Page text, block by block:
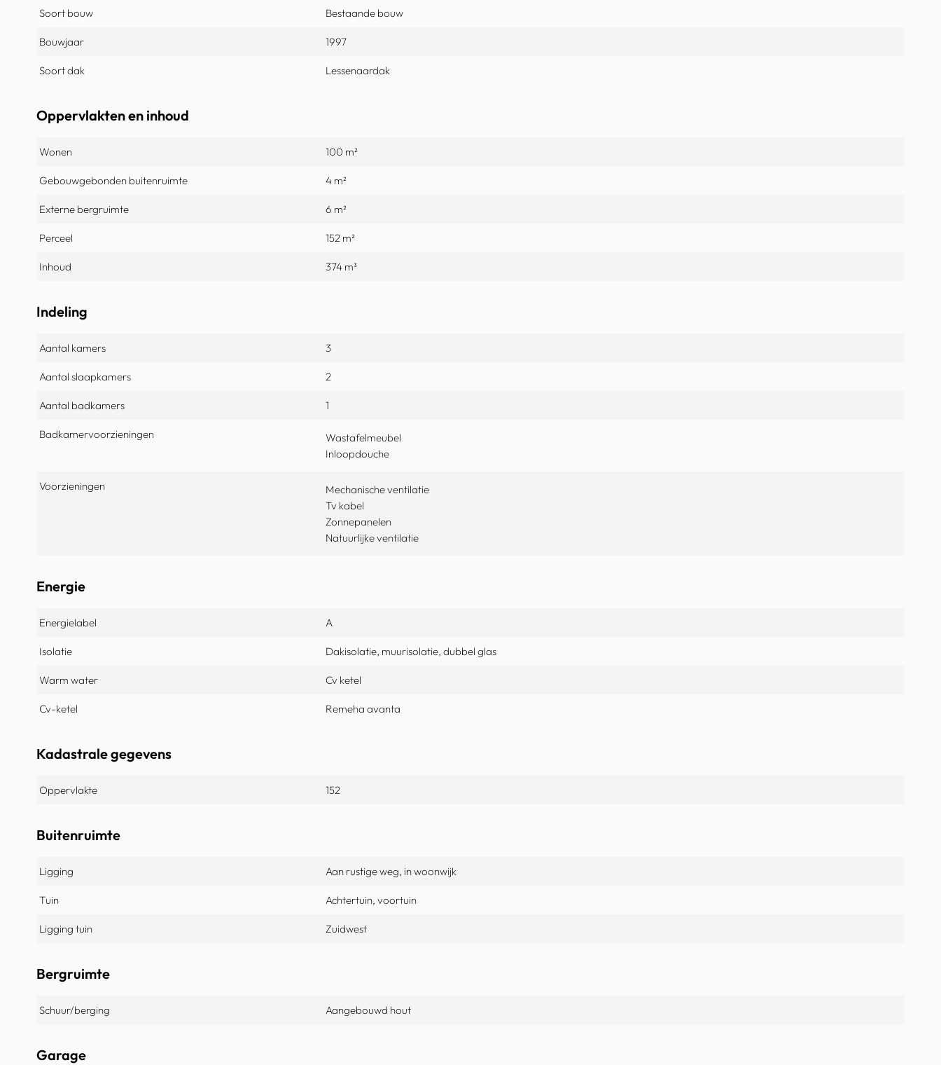
Soort bouw Bestaande bouw
Bouwjaar 1997
Soort dak Lessenaardak
Oppervlakten en inhoud
Wonen 100 m²
Gebouwgebonden buitenruimte 4 m²
Externe bergruimte 6 m²
Perceel 152 m²
Inhoud 374 m³
Indeling
Aantal kamers 3
Aantal slaapkamers 2
Aantal badkamers 1
Badkamervoorzieningen
Wastafelmeubel
Inloopdouche
Voorzieningen
Mechanische ventilatie
Tv kabel
Zonnepanelen
Natuurlijke ventilatie
Energie
Energielabel A
Isolatie Dakisolatie, muurisolatie, dubbel glas
Warm water Cv ketel
Cv-ketel Remeha avanta
Kadastrale gegevens
Oppervlakte 152
Buitenruimte
Ligging Aan rustige weg, in woonwijk
Tuin Achtertuin, voortuin
Ligging tuin Zuidwest
Bergruimte
Schuur/berging Aangebouwd hout
Garage